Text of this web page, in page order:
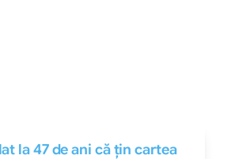
la 47 de ani că țin cartea